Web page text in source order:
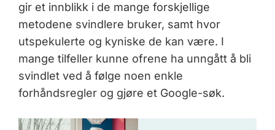
gir et innblikk i de mange forskjellige
metodene svindlere bruker, samt hvor
utspekulerte og kyniske de kan være. I
mange tilfeller kunne ofrene ha unngått å bli
svindlet ved å følge noen enkle
forhåndsregler og gjøre et Google-søk.